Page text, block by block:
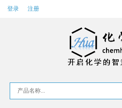
登录 注册